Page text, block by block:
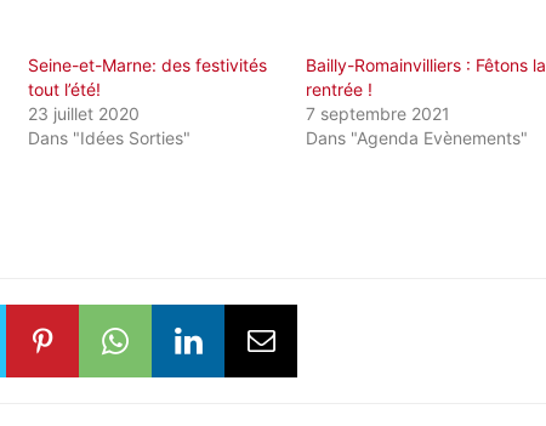
Seine-et-Marne: des festivités
tout l’été!
23 juillet 2020
Dans "Idées Sorties"
Bailly-Romainvilliers : Fêtons la
rentrée !
7 septembre 2021
Dans "Agenda Evènements"